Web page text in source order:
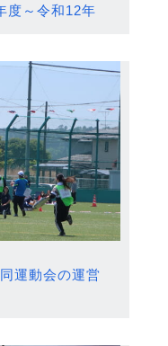
度～令和12年
運動会の運営